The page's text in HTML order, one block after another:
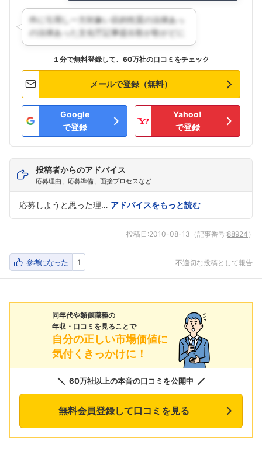
１分で無料登録して、60万社の口コミをチェック
メールで登録（無料）
Google
で登録
Yahoo!
で登録
投稿者からのアドバイス
応募理由、応募準備、面接プロセスなど
応募しようと思った理… アドバイスをもっと読む
投稿日:2010-08-13 （記事番号:88924 ）
参考になった 1 不適切な投稿として報告
同年代や類似職種の
年収・口コミを見ることで
自分の正しい市場価値に
気付くきっかけに！
60万社以上の本音の口コミを公開中
無料会員登録して口コミを見る